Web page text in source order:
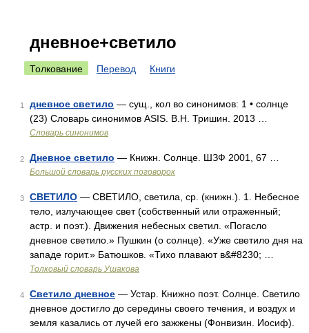
дневное+светило
Толкование Перевод Книги
1 дневное светило — сущ., кол во синонимов: 1 • солнце
(23) Словарь синонимов ASIS. В.Н. Тришин. 2013 …
Словарь синонимов
2 Дневное светило — Книжн. Солнце. ШЗФ 2001, 67 …
Большой словарь русских поговорок
3 СВЕТИЛО — СВЕТИЛО, светила, ср. (книжн.). 1. Небесное
тело, излучающее свет (собственный или отраженный;
астр. и поэт.). Движения небесных светил. «Погасло
дневное светило.» Пушкин (о солнце). «Уже светило дня на
западе горит.» Батюшков. «Тихо плавают в&#8230; …
Толковый словарь Ушакова
4 Светило дневное — Устар. Книжно поэт. Солнце. Светило
дневное достигло до середины своего течения, и воздух и
земля казались от лучей его зажжены (Фонвизин. Иосиф).